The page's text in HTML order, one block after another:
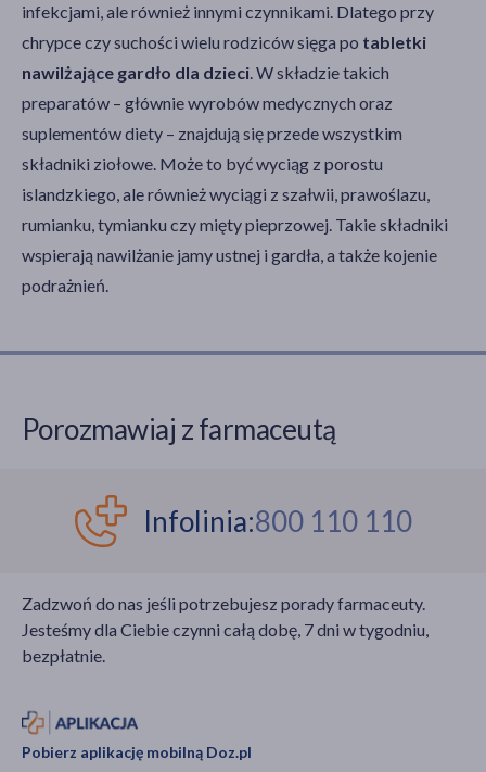
infekcjami, ale również innymi czynnikami. Dlatego przy
chrypce czy suchości wielu rodziców sięga po tabletki
nawilżające gardło dla dzieci. W składzie takich
preparatów – głównie wyrobów medycznych oraz
suplementów diety – znajdują się przede wszystkim
składniki ziołowe. Może to być wyciąg z porostu
islandzkiego, ale również wyciągi z szałwii, prawoślazu,
rumianku, tymianku czy mięty pieprzowej. Takie składniki
wspierają nawilżanie jamy ustnej i gardła, a także kojenie
podrażnień.
Porozmawiaj z farmaceutą
Infolinia:800 110 110
Zadzwoń do nas jeśli potrzebujesz porady farmaceuty.
Jesteśmy dla Ciebie czynni całą dobę, 7 dni w tygodniu,
bezpłatnie.
Pobierz aplikację mobilną Doz.pl